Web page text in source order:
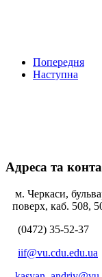
Попередня
Наступна
Адреса та
м. Черкаси,
поверх, каб. 508,
(0472) 35-52-37
iif@vu.cdu.edu.ua